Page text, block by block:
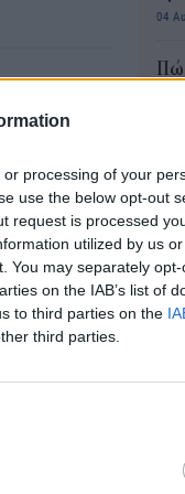
processing of your
use the below opt-out
request is processed
utilized by us
You may separately
on the IAB’s list of
to third parties on the
third parties.
για
των
σε
τον
για την
το 2023.
04
03
e-
04